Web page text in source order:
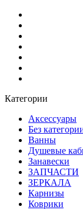
Категории
Аксессуары
Без
Ванны
Душевые
Занавески
ЗАПЧАСТИ
ЗЕРКАЛА
Карнизы
Коврики